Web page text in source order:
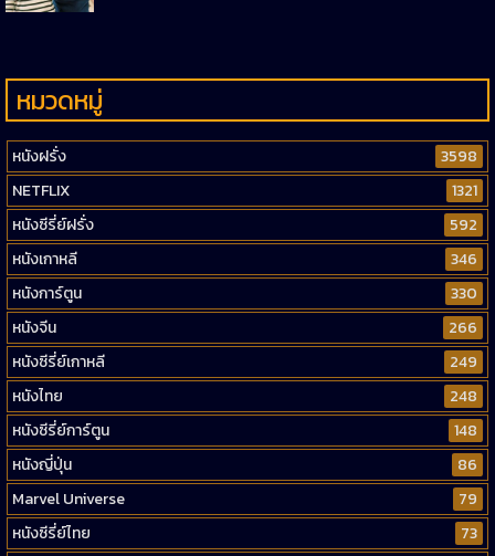
หมวดหมู่
หนังฝรั่ง
3598
NETFLIX
1321
หนังซีรี่ย์ฝรั่ง
592
หนังเกาหลี
346
หนังการ์ตูน
330
หนังจีน
266
หนังซีรี่ย์เกาหลี
249
หนังไทย
248
หนังซีรี่ย์การ์ตูน
148
หนังญี่ปุ่น
86
Marvel Universe
79
หนังซีรี่ย์ไทย
73